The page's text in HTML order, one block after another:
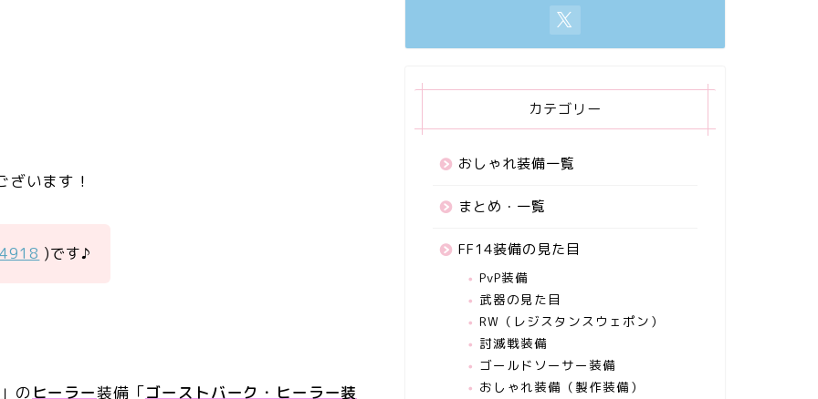
います！
)です♪
の ヒーラー装備「ゴーストバーク・ヒーラー装
カテゴリー
おしゃれ装備一覧
まとめ・一覧
FF14装備の見た目
PvP装備
武器の見た目
RW（レジスタンスウェポン）
討滅戦装備
ゴールドソーサー装備
おしゃれ装備（製作装備）